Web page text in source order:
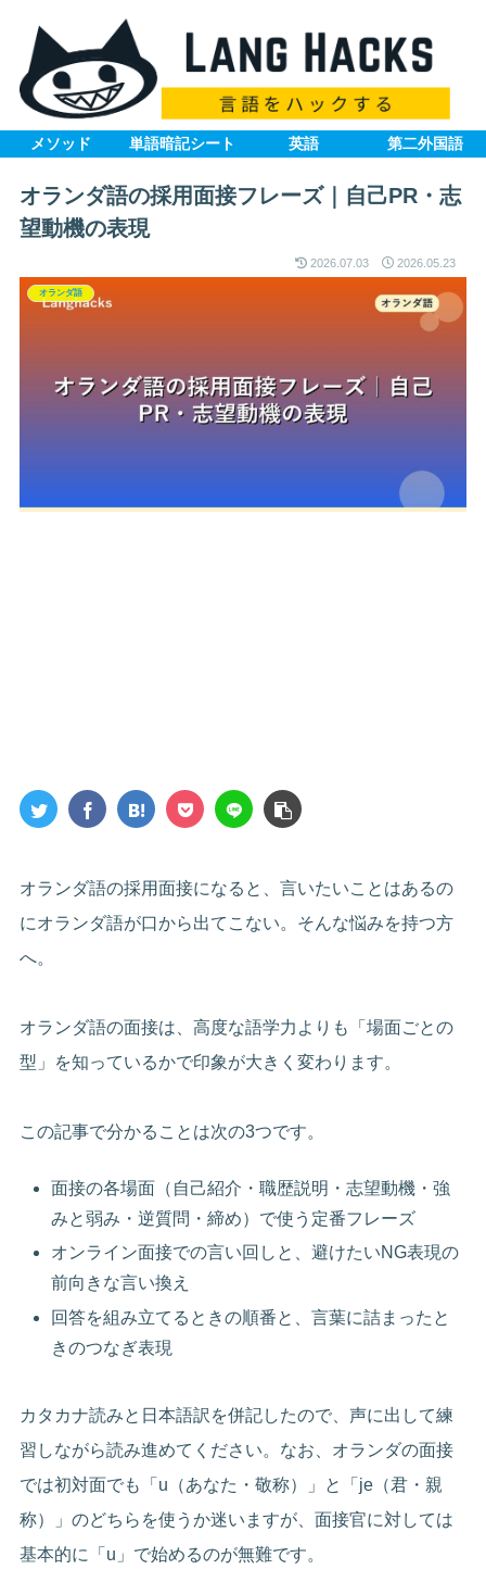
メソッド 単語暗記シート 英語 第二外国語
オランダ語の採用面接フレーズ｜自己PR・志
望動機の表現
2026.07.03 2026.05.23
オランダ語
オランダ語の採用面接になると、言いたいことはあるの
にオランダ語が口から出てこない。そんな悩みを持つ方
へ。
オランダ語の面接は、高度な語学力よりも「場面ごとの
型」を知っているかで印象が大きく変わります。
この記事で分かることは次の3つです。
面接の各場面（自己紹介・職歴説明・志望動機・強
みと弱み・逆質問・締め）で使う定番フレーズ
オンライン面接での言い回しと、避けたいNG表現の
前向きな言い換え
回答を組み立てるときの順番と、言葉に詰まったと
きのつなぎ表現
カタカナ読みと日本語訳を併記したので、声に出して練
習しながら読み進めてください。なお、オランダの面接
では初対面でも「u（あなた・敬称）」と「je（君・親
称）」のどちらを使うか迷いますが、面接官に対しては
基本的に「u」で始めるのが無難です。